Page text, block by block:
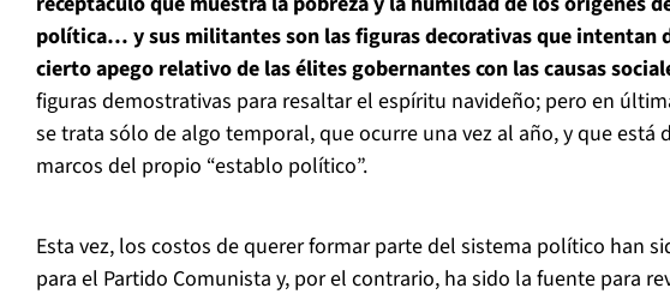
política… y sus militantes son las figuras decorativas que intentan
cierto apego relativo de las élites gobernantes con las causas
figuras demostrativas para resaltar el espíritu navideño; pero en
se trata sólo de algo temporal, que ocurre una vez al año, y que está
marcos del propio “establo político”.
Esta vez, los costos de querer formar parte del sistema político han
para el Partido Comunista y, por el contrario, ha sido la fuente para